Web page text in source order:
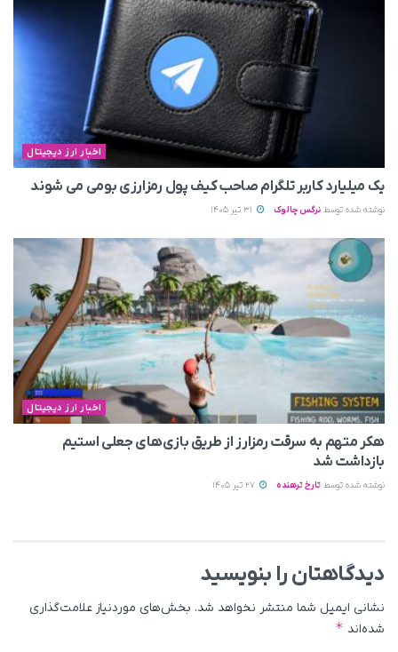
اخبار ارز دیجیتال
یک میلیارد کاربر تلگرام صاحب کیف پول رمزارزی بومی می‌ شوند
نوشته شده توسط نرگس چالوک
اخبار ارز دیجیتال
هکر متهم به سرقت رمزارز از طریق بازی‌های جعلی استیم
بازداشت شد
نوشته شده توسط تارخ ترهنده
دیدگاهتان را بنویسید
نشانی ایمیل شما منتشر نخواهد شد. بخش‌های موردنیاز علامت‌گذاری
شده‌اند *